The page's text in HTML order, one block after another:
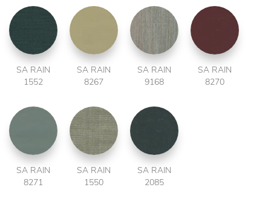
SA RAIN
1552
SA RAIN
8267
SA RAIN
9168
SA RAIN
8270
SA RAIN
8271
SA RAIN
1550
SA RAIN
2085